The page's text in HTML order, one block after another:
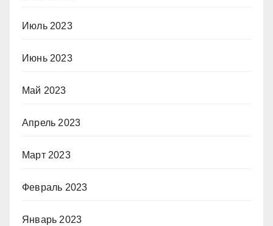
Июль 2023
Июнь 2023
Май 2023
Апрель 2023
Март 2023
Февраль 2023
Январь 2023